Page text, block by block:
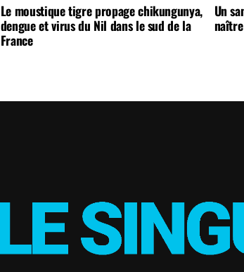
Le moustique tigre propage chikungunya,
dengue et virus du Nil dans le sud de la
France
Un